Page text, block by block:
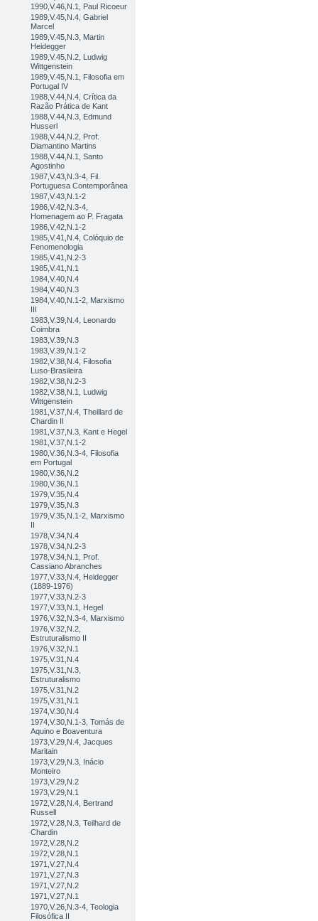
1990,V.46,N.1, Paul Ricoeur
1989,V.45,N.4, Gabriel
Marcel
1989,V.45,N.3, Martin
Heidegger
1989,V.45,N.2, Ludwig
Wittgenstein
1989,V.45,N.1, Filosofia em
Portugal IV
1988,V.44,N.4, Crítica da
Razão Prática de Kant
1988,V.44,N.3, Edmund
Husserl
1988,V.44,N.2, Prof.
Diamantino Martins
1988,V.44,N.1, Santo
Agostinho
1987,V.43,N.3-4, Fil.
Portuguesa Contemporânea
1987,V.43,N.1-2
1986,V.42,N.3-4,
Homenagem ao P. Fragata
1986,V.42,N.1-2
1985,V.41,N.4, Colóquio de
Fenomenologia
1985,V.41,N.2-3
1985,V.41,N.1
1984,V.40,N.4
1984,V.40,N.3
1984,V.40,N.1-2, Marxismo
III
1983,V.39,N.4, Leonardo
Coimbra
1983,V.39,N.3
1983,V.39,N.1-2
1982,V.38,N.4, Filosofia
Luso-Brasileira
1982,V.38,N.2-3
1982,V.38,N.1, Ludwig
Wittgenstein
1981,V.37,N.4, Theillard de
Chardin II
1981,V.37,N.3, Kant e Hegel
1981,V.37,N.1-2
1980,V.36,N.3-4, Filosofia
em Portugal
1980,V.36,N.2
1980,V.36,N.1
1979,V.35,N.4
1979,V.35,N.3
1979,V.35,N.1-2, Marxismo
II
1978,V.34,N.4
1978,V.34,N.2-3
1978,V.34,N.1, Prof.
Cassiano Abranches
1977,V.33,N.4, Heidegger
(1889-1976)
1977,V.33,N.2-3
1977,V.33,N.1, Hegel
1976,V.32,N.3-4, Marxismo
1976,V.32,N.2,
Estruturalismo II
1976,V.32,N.1
1975,V.31,N.4
1975,V.31,N.3,
Estruturalismo
1975,V.31,N.2
1975,V.31,N.1
1974,V.30,N.4
1974,V.30,N.1-3, Tomás de
Aquino e Boaventura
1973,V.29,N.4, Jacques
Maritain
1973,V.29,N.3, Inácio
Monteiro
1973,V.29,N.2
1973,V.29,N.1
1972,V.28,N.4, Bertrand
Russell
1972,V.28,N.3, Teilhard de
Chardin
1972,V.28,N.2
1972,V.28,N.1
1971,V.27,N.4
1971,V.27,N.3
1971,V.27,N.2
1971,V.27,N.1
1970,V.26,N.3-4, Teologia
Filosófica II